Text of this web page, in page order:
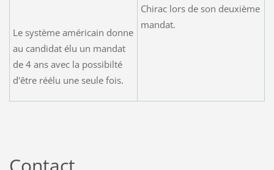
Le système américain donne
au candidat élu un mandat
de 4 ans avec la possibilté
d'être réélu une seule fois.
Chirac lors de son deuxième
mandat.